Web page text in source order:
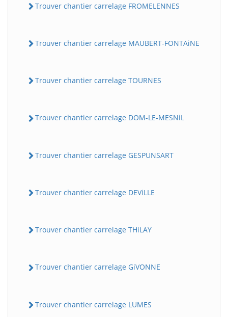
Trouver chantier carrelage FROMELENNES
Trouver chantier carrelage MAUBERT-FONTAiNE
Trouver chantier carrelage TOURNES
Trouver chantier carrelage DOM-LE-MESNiL
Trouver chantier carrelage GESPUNSART
Trouver chantier carrelage DEViLLE
Trouver chantier carrelage THiLAY
Trouver chantier carrelage GiVONNE
Trouver chantier carrelage LUMES